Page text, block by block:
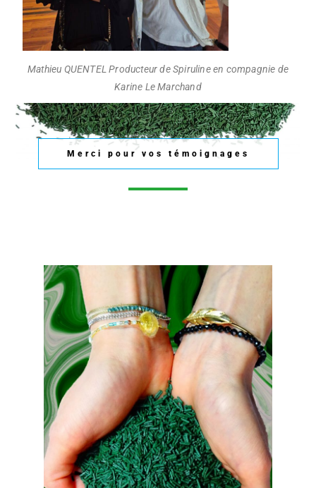
Mathieu QUENTEL Producteur de Spiruline en compagnie de
Karine Le Marchand
Merci pour vos témoignages